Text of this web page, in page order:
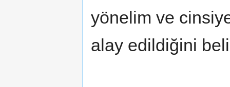
yönelim ve
alay edildiğini